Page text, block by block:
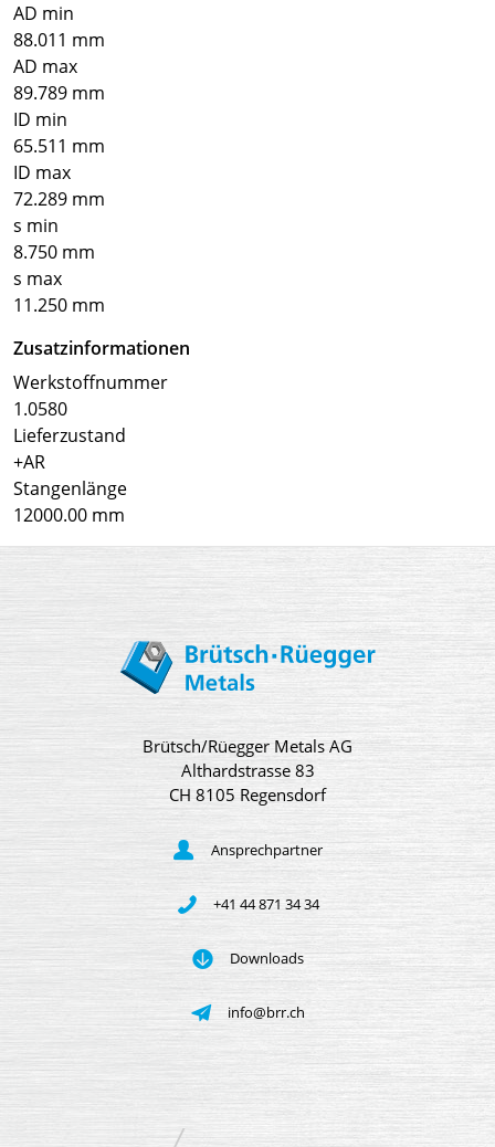
AD min
88.011 mm
AD max
89.789 mm
ID min
65.511 mm
ID max
72.289 mm
s min
8.750 mm
s max
11.250 mm
Zusatzinformationen
Werkstoffnummer
1.0580
Lieferzustand
+AR
Stangenlänge
12000.00 mm
Brütsch/Rüegger Metals AG
Althardstrasse 83
CH 8105 Regensdorf
Ansprechpartner
+41 44 871 34 34
Downloads
info@brr.ch